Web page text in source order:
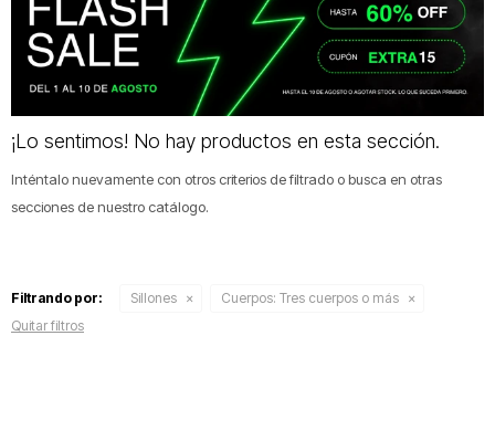
¡Lo sentimos! No hay productos en esta sección.
Inténtalo nuevamente con otros criterios de filtrado o busca en otras
secciones de nuestro catálogo.
Filtrando por: Sillones Cuerpos: Tres cuerpos o más
Quitar filtros